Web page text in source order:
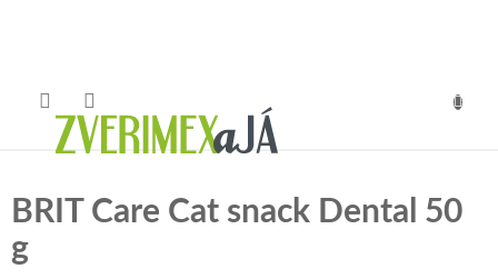
BRIT Care Cat snack Dental 50
g